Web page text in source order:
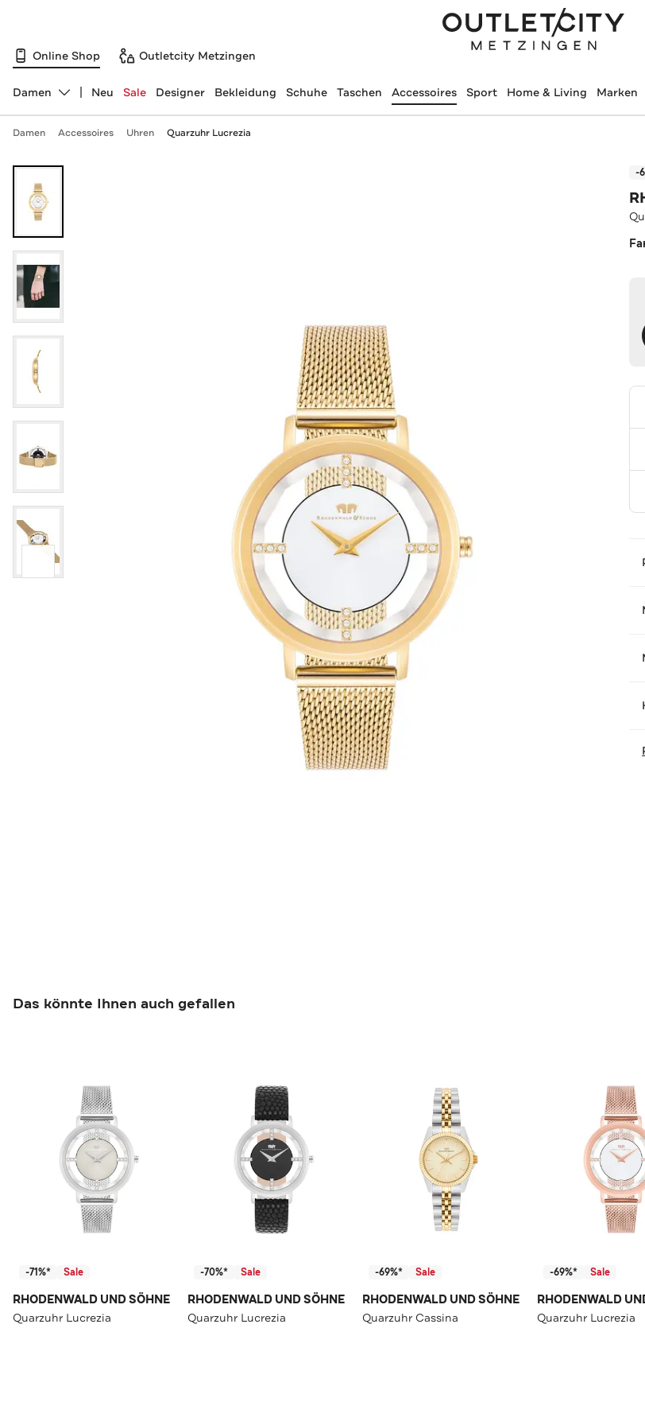
Online Shop Outletcity Metzingen
Abteilung ändern, ausgewählt:
Damen Neu Sale Designer Bekleidung Schuhe Taschen Accessoires Sport Home & Living Marken
Damen Accessoires Uhren Quarzuhr Lucrezia
-
Das könnte Ihnen auch gefallen
-71%* Sale
RHODENWALD UND SÖHNE
Quarzuhr Lucrezia
-70%* Sale
RHODENWALD UND SÖHNE
Quarzuhr Lucrezia
-69%* Sale
RHODENWALD UND SÖHNE
Quarzuhr Cassina
-69%* Sale
RHODENWALD
Quarzuhr Lucrezia